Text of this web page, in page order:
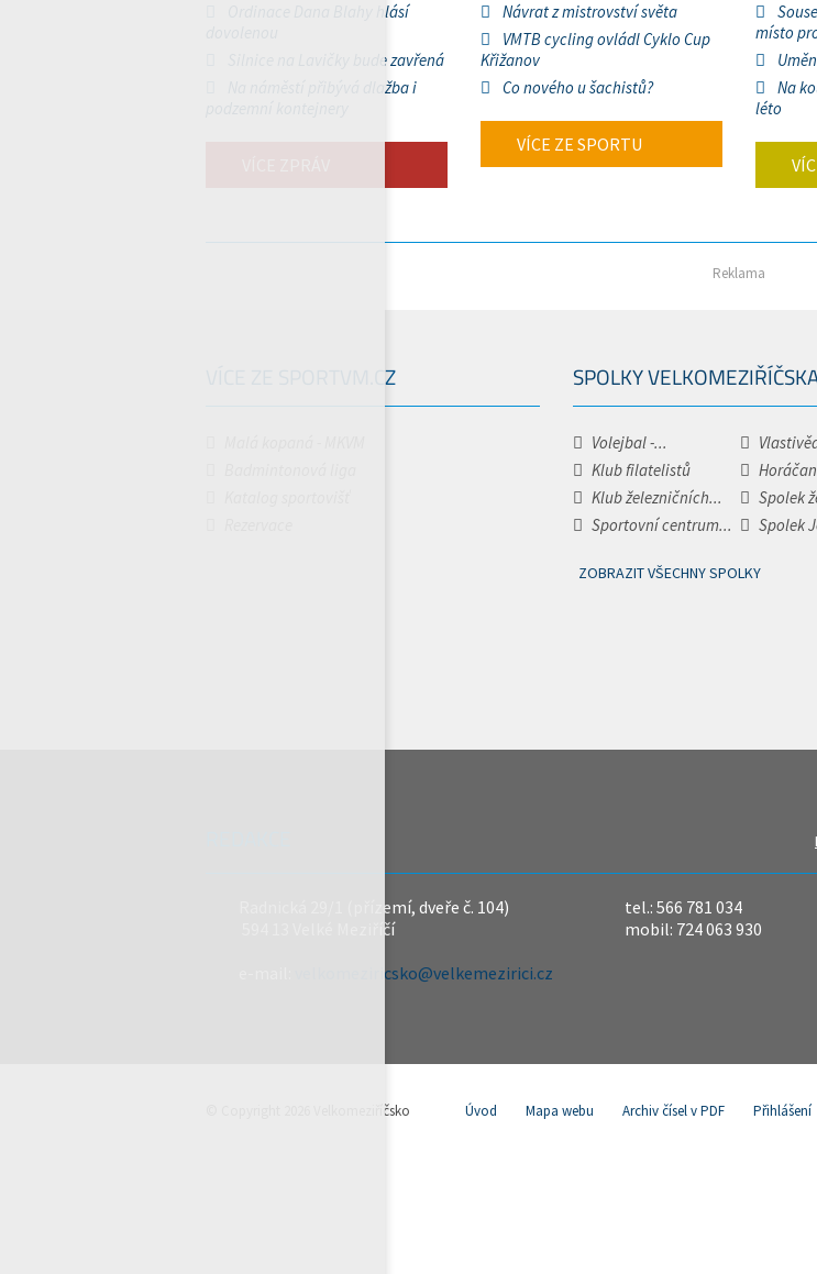
Ordinace Dana Blahy hlásí
Silnice na Lavičky bude zavřená
Na náměstí přibývá dlažba i
Návrat z mistrovství světa
VMTB cycling ovládl Cyklo Cup
Křižanov
Co nového u šachistů?
VÍCE ZE SPORTU
místo
Na
léto
Reklama
VÍCE ZE SPORTVM.CZ SPOLKY
Volejbal -...
Klub filatelistů
Horáčan
Klub železničních...
Spolek
Sportovní centrum...
Spolek
ZOBRAZIT VŠECHNY SPOLKY
Radnická 29/1 (přízemí, dveře č. 104)
594 13 Velké Meziříčí
velkomeziricsko@velkemezirici.cz
tel.: 566 781 034
mobil: 724 063 930
© Copyright 2026 Velkomeziříčsko Úvod Mapa webu Archiv čísel v PDF Přihlášení